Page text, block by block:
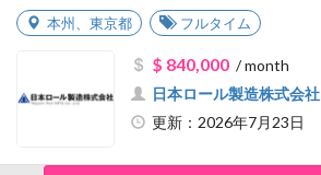
本州 東京都 フルタイム
$ 840,000/ month
日本ロール製造株式会社
更新：2026年7月23日